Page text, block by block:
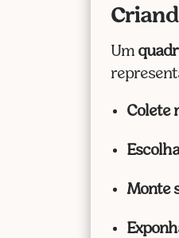
Um
Colete
Monte